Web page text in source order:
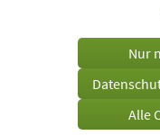
Nur
Alle